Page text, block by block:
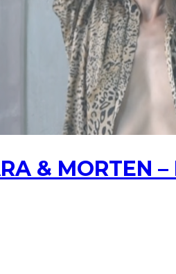
& MORTEN